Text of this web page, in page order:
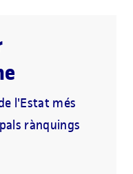
l'Estat més
rànquings